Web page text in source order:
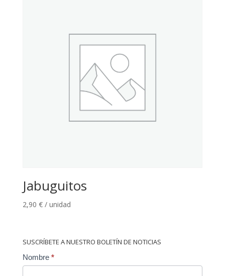
Jabuguitos
2,90 € / unidad
SUSCRÍBETE A NUESTRO BOLETÍN DE NOTICIAS
Contact
Nombre *